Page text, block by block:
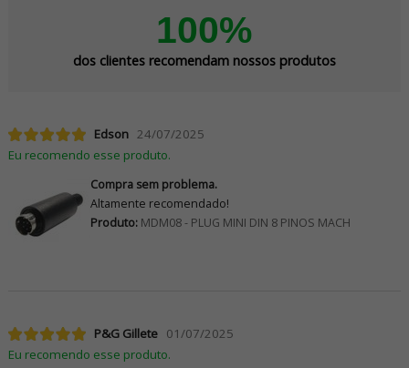
100%
dos clientes recomendam nossos produtos
Edson 24/07/2025
Eu recomendo esse produto.
Compra sem problema.
Altamente recomendado!
Produto:MDM08 - PLUG MINI DIN 8 PINOS MACH
P&G Gillete 01/07/2025
Eu recomendo esse produto.